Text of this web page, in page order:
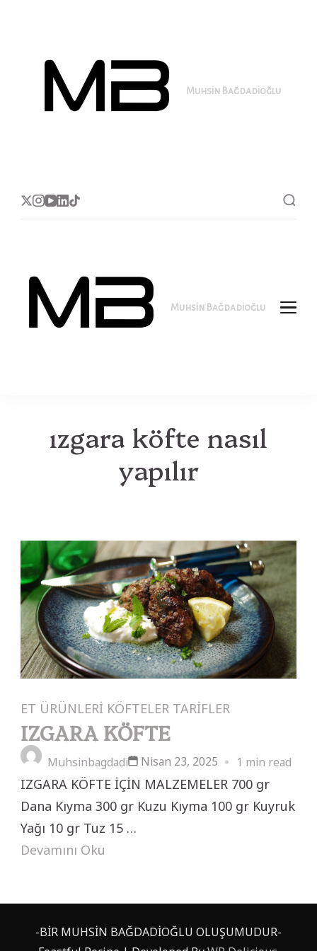
Muhsin Bağdadioğlu
Muhsin Bağdadioğlu
ızgara köfte nasıl
yapılır
ET ÜRÜNLERİ KÖFTELER TARİFLER
IZGARA KÖFTE
Muhsinbagdadi Nisan 23, 2025 1 min read
IZGARA KÖFTE İÇİN MALZEMELER 700 gr
Dana Kıyma 300 gr Kuzu Kıyma 100 gr Kuyruk
Yağı 10 gr Tuz 15 …
Devamını Oku
-BİR MUHSİN BAĞDADİOĞLU OLUŞUMUDUR-